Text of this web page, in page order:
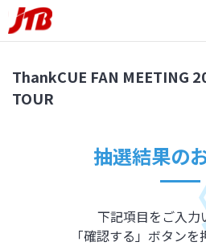
ThankCUE FAN MEETING
TOUR
抽選結果の
下記項目をご入力
「確認する」ボタン